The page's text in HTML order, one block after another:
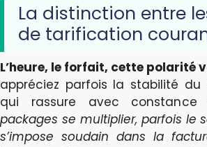
La distinction entre
de tarification
L’heure, le forfait, cette polarité
appréciez parfois la stabilité du
qui rassure avec constance
packages se multiplier, parfois le
s’impose soudain dans la